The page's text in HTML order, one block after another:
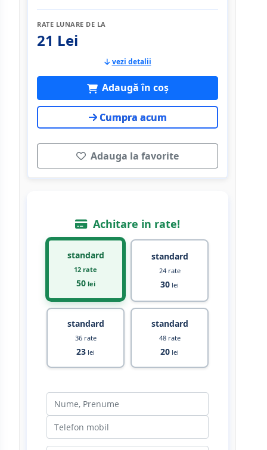
RATE LUNARE DE LA
21 Lei
vezi detalii
Adaugă în coș
Cumpra acum
Adauga la favorite
Achitare in rate!
standard
12 rate
50lei
standard
24 rate
30 lei
standard
36 rate
23 lei
standard
48 rate
20 lei